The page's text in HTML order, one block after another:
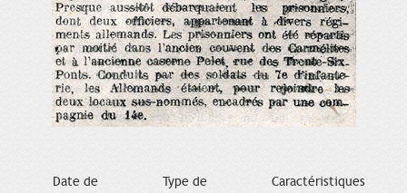
Date de
Type de
Caractéristiques